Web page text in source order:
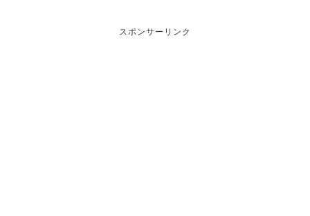
スポンサーリンク